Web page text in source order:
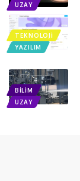
UZAY
TEKNOLOJI
YAZILIM
BILIM
UZAY